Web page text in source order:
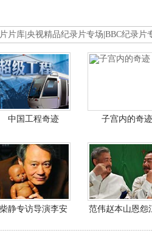
片库 央视精品纪录片专场 BBC纪录片
中国工程奇迹 子宫内的奇迹
柴静专访导演李安 范伟赵本山恩怨